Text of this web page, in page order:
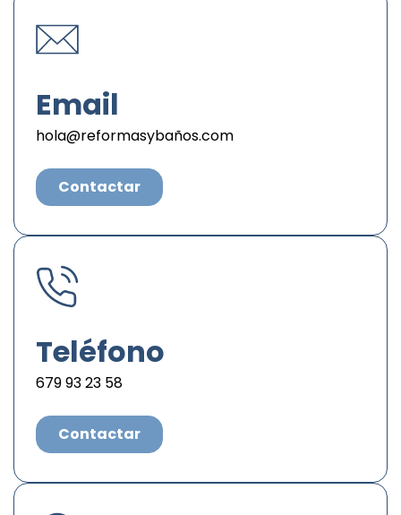
Email
hola@reformasybaños.com
Contactar
Teléfono
679 93 23 58
Contactar